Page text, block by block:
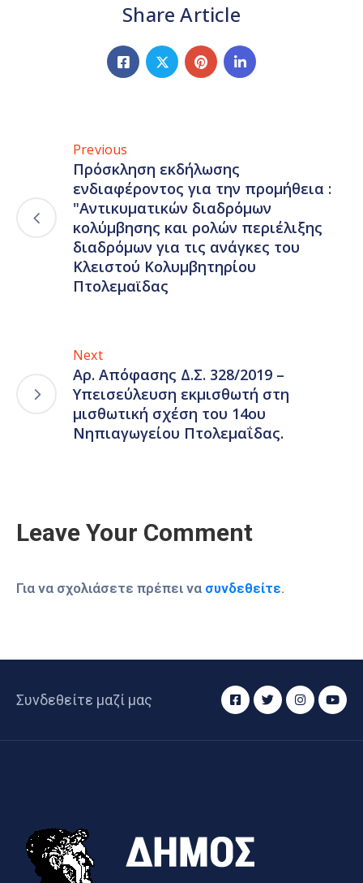
Share Article
Previous
Πρόσκληση εκδήλωσης
ενδιαφέροντος για την προμήθεια :
"Αντικυματικών διαδρόμων
κολύμβησης και ρολών περιέλιξης
διαδρόμων για τις ανάγκες του
Κλειστού Κολυμβητηρίου
Πτολεμαϊδας
Next
Αρ. Απόφασης Δ.Σ. 328/2019 –
Υπεισεύλευση εκμισθωτή στη
μισθωτική σχέση του 14ου
Νηπιαγωγείου Πτολεμαΐδας.
Leave Your Comment
Για να σχολιάσετε πρέπει να συνδεθείτε.
Συνδεθείτε μαζί μας